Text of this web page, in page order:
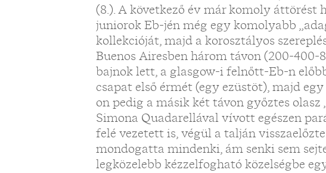
(8.). A következő év már komoly áttörést
juniorok Eb-jén még egy komolyabb
kollekcióját, majd a korosztályos
Buenos Airesben három távon (200-
bajnok lett, a glasgow-i felnőtt-Eb-n
csapat első érmét (egy ezüstöt), majd
on pedig a másik két távon győztes olasz
Simona Quadarellával vívott egészen
felé vezetett is, végül a talján
mondogatta mindenki, ám senki sem
legközelebb kézzelfogható közelségbe